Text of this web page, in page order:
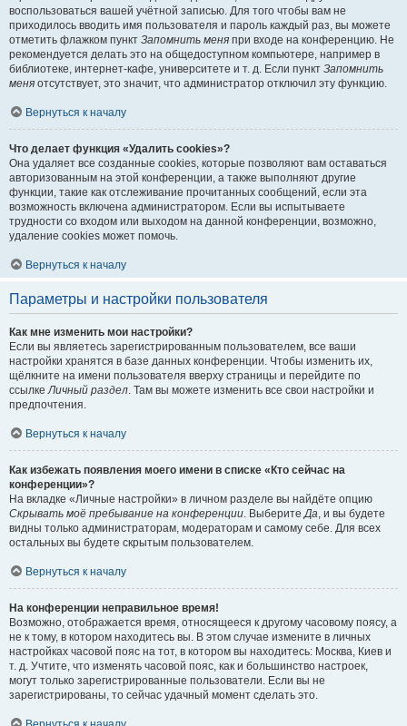
воспользоваться вашей учётной записью. Для того чтобы вам не
приходилось вводить имя пользователя и пароль каждый раз, вы можете
отметить флажком пункт Запомнить меня при входе на конференцию. Не
рекомендуется делать это на общедоступном компьютере, например в
библиотеке, интернет-кафе, университете и т. д. Если пункт Запомнить
меня отсутствует, это значит, что администратор отключил эту функцию.
Вернуться к началу
Что делает функция «Удалить cookies»?
Она удаляет все созданные cookies, которые позволяют вам оставаться
авторизованным на этой конференции, а также выполняют другие
функции, такие как отслеживание прочитанных сообщений, если эта
возможность включена администратором. Если вы испытываете
трудности со входом или выходом на данной конференции, возможно,
удаление cookies может помочь.
Вернуться к началу
Параметры и настройки пользователя
Как мне изменить мои настройки?
Если вы являетесь зарегистрированным пользователем, все ваши
настройки хранятся в базе данных конференции. Чтобы изменить их,
щёлкните на имени пользователя вверху страницы и перейдите по
ссылкеЛичный раздел. Там вы можете изменить все свои настройки и
предпочтения.
Вернуться к началу
Как избежать появления моего имени в списке «Кто сейчас на
конференции»?
На вкладке «Личные настройки» в личном разделе вы найдёте опцию
Скрывать моё пребывание на конференции. ВыберитеДа, и вы будете
видны только администраторам, модераторам и самому себе. Для всех
остальных вы будете скрытым пользователем.
Вернуться к началу
На конференции неправильное время!
Возможно, отображается время, относящееся к другому часовому поясу, а
не к тому, в котором находитесь вы. В этом случае измените в личных
настройках часовой пояс на тот, в котором вы находитесь: Москва, Киев и
т. д. Учтите, что изменять часовой пояс, как и большинство настроек,
могут только зарегистрированные пользователи. Если вы не
зарегистрированы, то сейчас удачный момент сделать это.